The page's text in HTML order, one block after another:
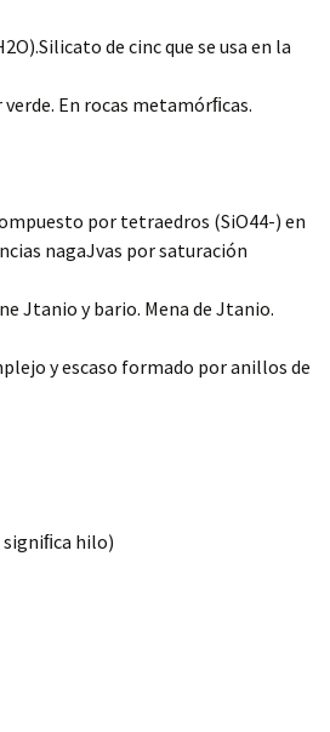
de cinc que se usa en la
En rocas metamórﬁcas.
por tetraedros (SiO44-) en
nagaJvas por saturación
Jtanio y bario. Mena de Jtanio.
y escaso formado por anillos de
signiﬁca hilo)